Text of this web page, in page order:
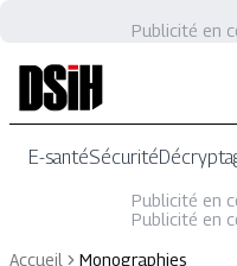
Publicité en
E-santéSécurité
Publicité en
Publicité en
Accueil
Monographies